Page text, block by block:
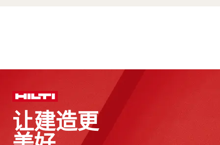
让建造更